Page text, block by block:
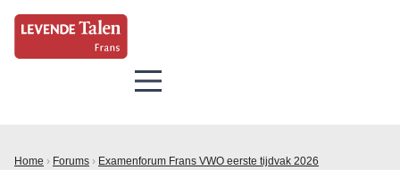
Home › Forums › Examenforum Frans VWO eerste tijdvak 2026